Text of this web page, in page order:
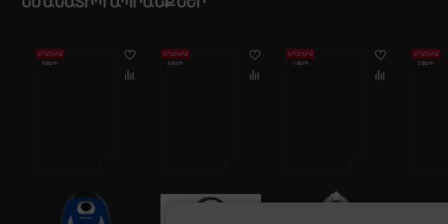
ԵՐԱՇԽԻՔ
5 ՏԱՐԻ
ԵՐԱՇԽԻՔ
1 ՏԱՐԻ
ԵՐԱՇԽԻՔ
2 ՏԱՐԻ
ԵՐԱՇԽԻՔ
2 ՏԱՐԻ